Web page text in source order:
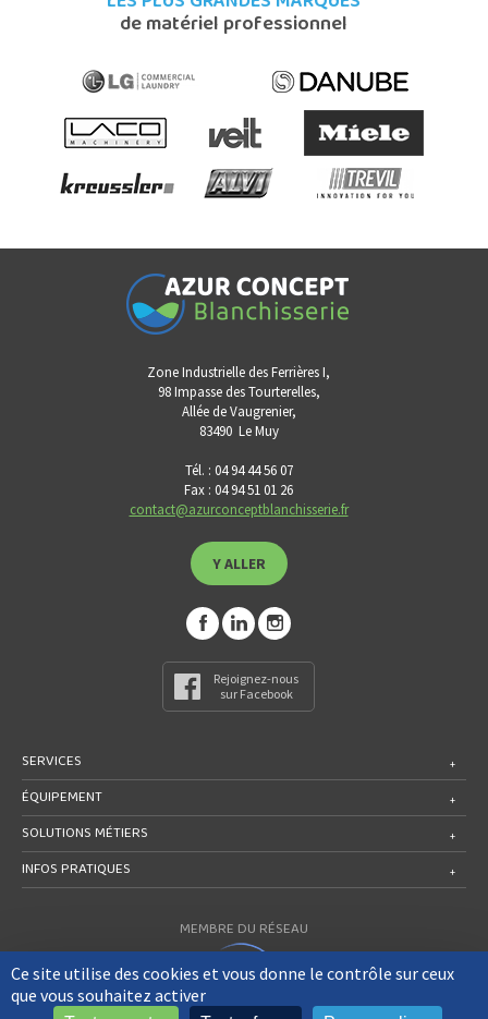
de matériel professionnel
Zone Industrielle des Ferrières I,
98 Impasse des Tourterelles,
Allée de Vaugrenier,
83490 Le Muy
Tél. : 04 94 44 56 07
Fax : 04 94 51 01 26
contact@azurconceptblanchisserie.fr
Y ALLER
Rejoignez-nous
sur Facebook
SERVICES
ÉQUIPEMENT
SOLUTIONS MÉTIERS
INFOS PRATIQUES
MEMBRE DU RÉSEAU
Ce site utilise des cookies et vous donne le contrôle sur ceux
que vous souhaitez activer